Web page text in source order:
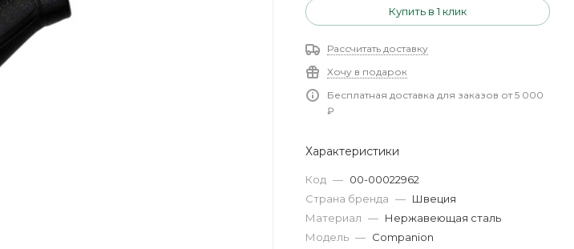
Купить в 1 клик
Рассчитать доставку
Хочу в подарок
Бесплатная доставка для заказов от 5 000
₽
Характеристики
Код — 00-00022962
Страна бренда — Швеция
Материал — Нержавеющая сталь
Модель — Companion